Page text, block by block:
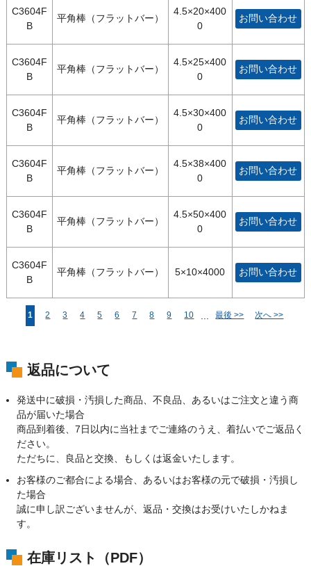
C3604F
B
平角棒（フラットバー）
4.5×20×400
0
お問い合わせ
C3604F
B
平角棒（フラットバー）
4.5×25×400
0
お問い合わせ
C3604F
B
平角棒（フラットバー）
4.5×30×400
0
お問い合わせ
C3604F
B
平角棒（フラットバー）
4.5×38×400
0
お問い合わせ
C3604F
B
平角棒（フラットバー）
4.5×50×400
0
お問い合わせ
C3604F
B
平角棒（フラットバー） 5×10×4000 お問い合わせ
1 2 3 4 5 6 7 8 9 10 最後 >> 次へ >>
返品について
発送中に破損・汚損した商品、不良品、あるいはご注文と違う商
品が届いた場合
商品到着後、7日以内に当社までご連絡のうえ、着払いでご返品く
ださい。
ただちに、良品と交換、もしくは返金いたします。
お客様のご都合による場合、あるいはお客様の元で破損・汚損し
た場合
誠に申し訳ございませんが、返品・交換はお受けいたしかねま
す。
在庫リスト（PDF）